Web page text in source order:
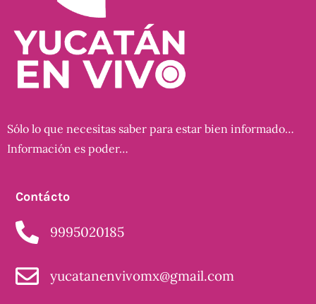
Sólo lo que necesitas saber para estar bien informado…
Información es poder…
Contácto
9995020185
yucatanenvivomx@gmail.com